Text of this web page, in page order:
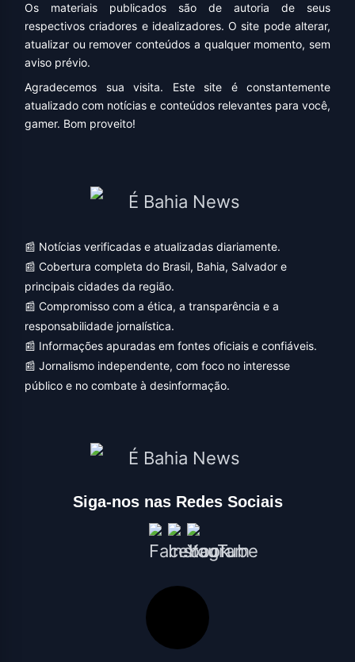
Os materiais publicados são de autoria de seus
respectivos criadores e idealizadores. O site pode alterar,
atualizar ou remover conteúdos a qualquer momento, sem
aviso prévio.
Agradecemos sua visita. Este site é constantemente
atualizado com notícias e conteúdos relevantes para você,
gamer. Bom proveito!
📰 Notícias verificadas e atualizadas diariamente.
📰 Cobertura completa do Brasil, Bahia, Salvador e
principais cidades da região.
📰 Compromisso com a ética, a transparência e a
responsabilidade jornalística.
📰 Informações apuradas em fontes oficiais e confiáveis.
📰 Jornalismo independente, com foco no interesse
público e no combate à desinformação.
Siga-nos nas Redes Sociais